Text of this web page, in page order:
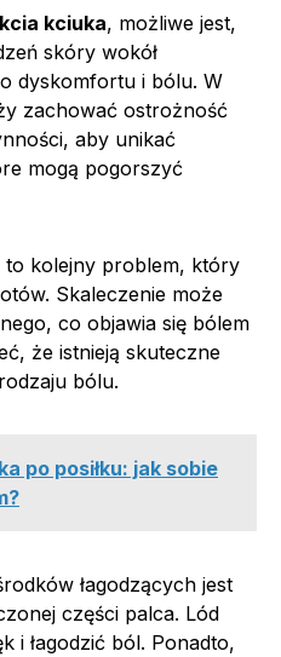
kciuka, możliwe jest,
skóry wokół
dyskomfortu i bólu. W
zachować ostrożność
aby unikać
mogą pogorszyć
to kolejny problem, który
Skaleczenie może
co objawia się bólem
że istnieją skuteczne
bólu.
po posiłku: jak sobie
łagodzących jest
części palca. Lód
i łagodzić ból. Ponadto,